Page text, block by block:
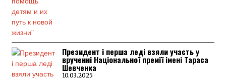
Президент і перша леді взяли участь у
врученні Національної премії імені Тараса
Шевченка
10.03.2025